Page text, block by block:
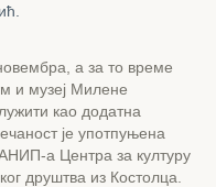
а за то време
и музеј Милене
као додатна
је употпуњена
а Центра за културу
друштва из Костолца.